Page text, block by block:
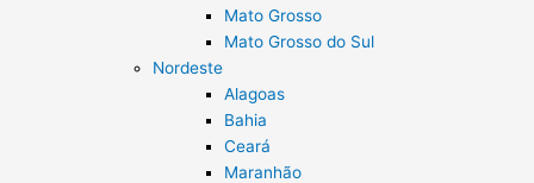
Mato Grosso
Mato Grosso do Sul
Nordeste
Alagoas
Bahia
Ceará
Maranhão